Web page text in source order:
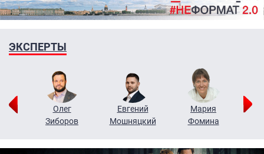
ЭКСПЕРТЫ
Олег
Зиборов
Евгений
Мошняцкий
Мария
Фомина